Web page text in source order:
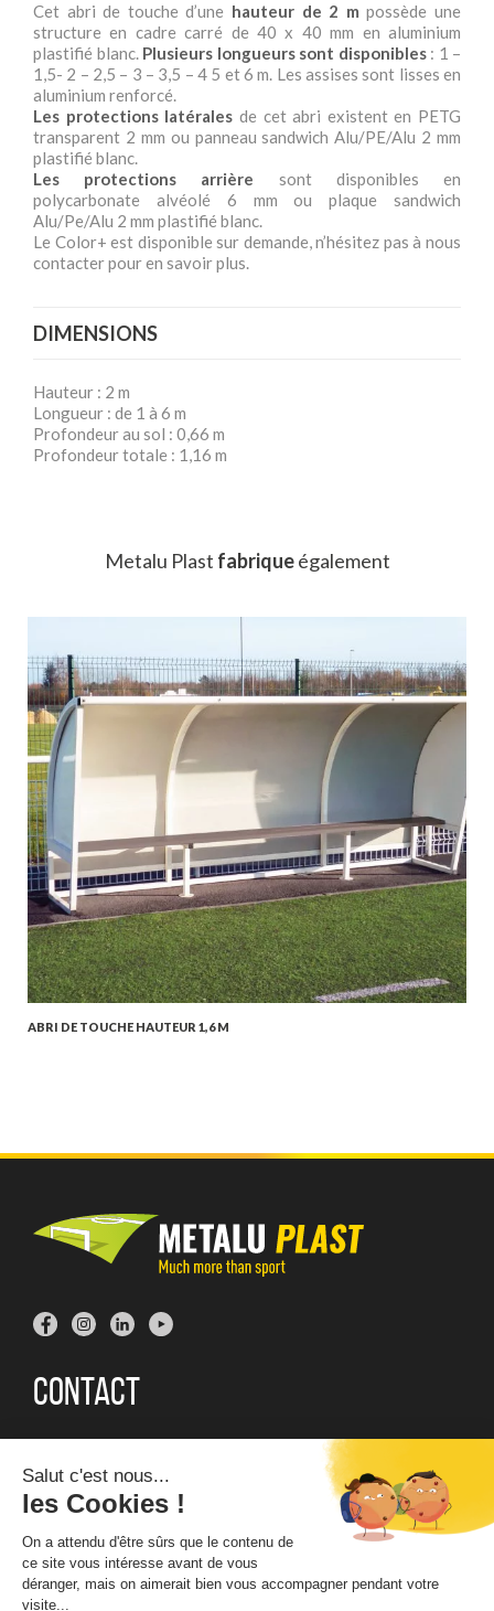
Cet abri de touche d’une hauteur de 2 m possède une
structure en cadre carré de 40 x 40 mm en aluminium
plastifié blanc. Plusieurs longueurs sont disponibles: 1 –
1,5- 2 – 2,5 – 3 – 3,5 – 4 5 et 6 m. Les assises sont lisses en
aluminium renforcé.
Les protections latérales de cet abri existent en PETG
transparent 2 mm ou panneau sandwich Alu/PE/Alu 2 mm
plastifié blanc.
Les protections arrière sont disponibles en
polycarbonate alvéolé 6 mm ou plaque sandwich
Alu/Pe/Alu 2 mm plastifié blanc.
Le Color+ est disponible sur demande, n’hésitez pas à nous
contacter pour en savoir plus.
DIMENSIONS
Hauteur : 2 m
Longueur : de 1 à 6 m
Profondeur au sol : 0,66 m
Profondeur totale : 1,16 m
Metalu Plast fabriqueégalement
ABRI DE TOUCHE HAUTEUR 1,6 M
Contact
: Metalu-Plast, Z.I. - 4, rue des Bréholles
14540 Soliers - FRANCE
Téléphone: + 33 (0) 2 31 23 22 00
Horaires: Ouvert du lundi au vendredi - De 8h30 à 12h30 et
de 13h30 à 17h30. sauf le vendredi (17h)